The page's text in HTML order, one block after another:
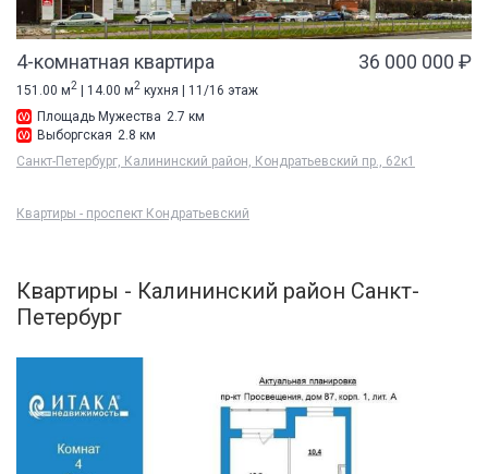
4-комнатная квартира 36 000 000 ₽
151.00 м2 | 14.00 м2 кухня | 11/16 этаж
Площадь Мужества 2.7 км
Выборгская 2.8 км
Санкт-Петербург, Калининский район, Кондратьевский пр., 62к1
Квартиры - проспект Кондратьевский
Квартиры - Калининский район Санкт-
Петербург